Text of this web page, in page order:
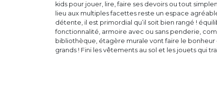
kids pour jouer, lire, faire ses devoirs ou tout
lieu aux multiples facettes reste un espace
détente, il est primordial qu’il soit bien rangé !
fonctionnalité, armoire avec ou sans penderie,
bibliothèque, étagère murale vont faire le
grands ! Fini les vêtements au sol et les jouets qui